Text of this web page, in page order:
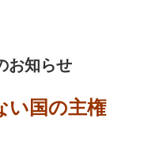
お知らせ
い国の主権